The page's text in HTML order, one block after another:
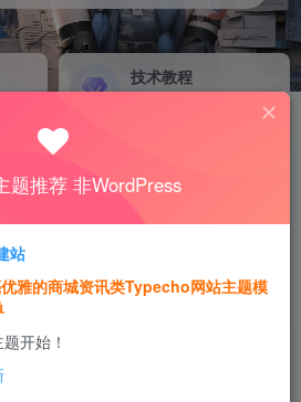
技术教程
高端技术教程 助你精进技能！
汇集优质源码 助你学习成长！
站主题：Joe主题！全面开启
Typecho 主题
站主题：Joe主题！全面开启
Typecho 主题
题推荐 非WordPress
站
雅的商城资讯类Typecho网站主题模
开始！